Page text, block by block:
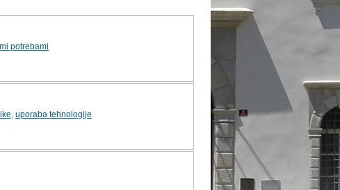
potrebami
uporaba tehnologije